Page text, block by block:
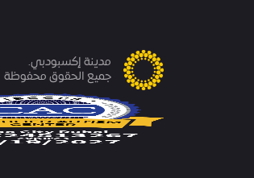
مدينة إكسبودبي.
جميع الحقوق محفوظة